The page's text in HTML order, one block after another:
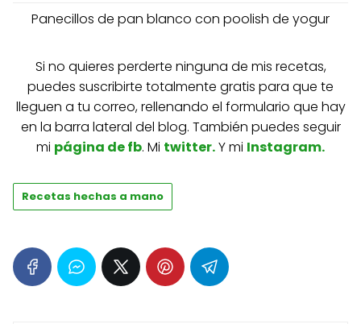
Panecillos de pan blanco con poolish de yogur
Si no quieres perderte ninguna de mis recetas,
puedes suscribirte totalmente gratis para que te
lleguen a tu correo, rellenando el formulario que hay
en la barra lateral del blog. También puedes seguir
mi página de fb. Mi twitter.Y mi Instagram.
Recetas hechas a mano